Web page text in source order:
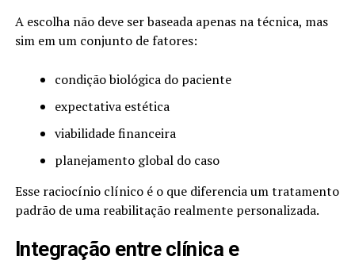
A escolha não deve ser baseada apenas na técnica, mas
sim em um conjunto de fatores:
condição biológica do paciente
expectativa estética
viabilidade financeira
planejamento global do caso
Esse raciocínio clínico é o que diferencia um tratamento
padrão de uma reabilitação realmente personalizada.
Integração entre clínica e